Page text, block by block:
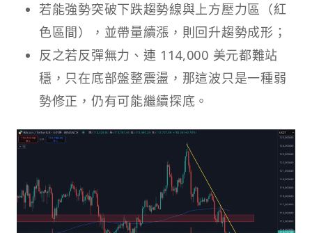
若能強勢突破下跌趨勢線與上方壓力區（紅
色區間），並帶量續漲，則回升趨勢成形；
反之若反彈無力、連 114,000 美元都難站
穩，只在底部盤整震盪，那這波只是一種弱
勢修正，仍有可能繼續探底。